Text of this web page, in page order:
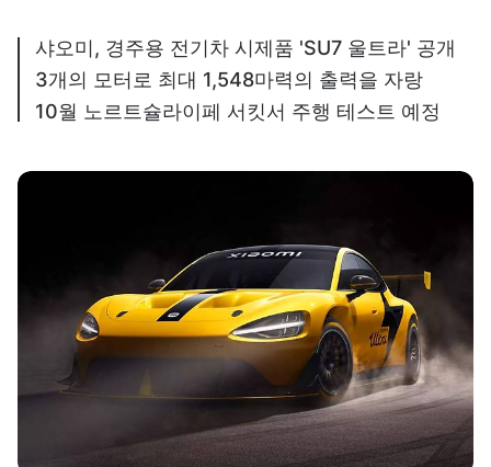
샤오미, 경주용 전기차 시제품 'SU7 울트라' 공개
3개의 모터로 최대 1,548마력의 출력을 자랑
10월 노르트슐라이페 서킷서 주행 테스트 예정